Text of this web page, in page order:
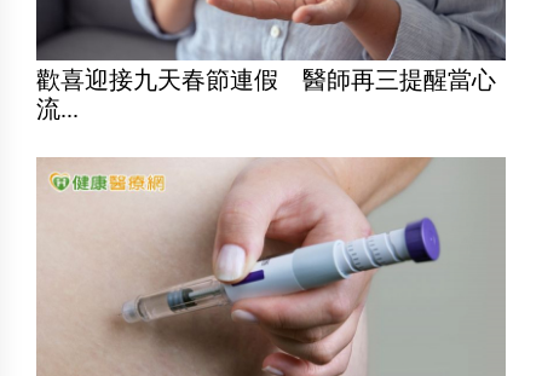
歡喜迎接九天春節連假 醫師再三提醒當心
流...